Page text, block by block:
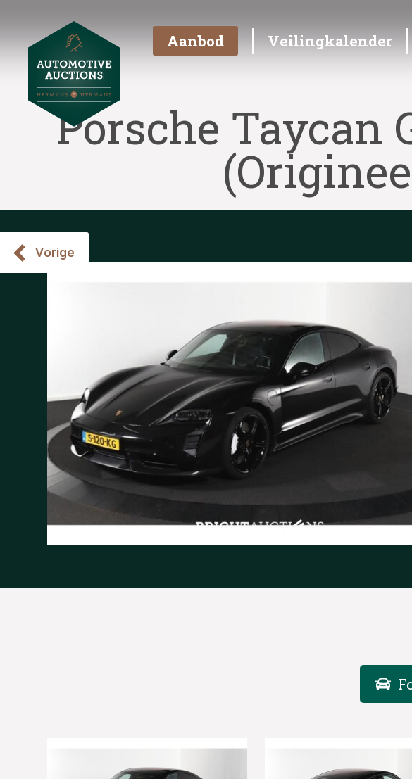
Aanbod Veilingkalender
Porsche Taycan
Vorige